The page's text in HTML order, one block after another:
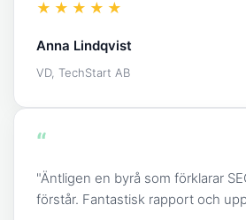
★★★★★
Anna Lindqvist
VD, TechStart AB
“
"Äntligen en byrå som förklarar
förstår. Fantastisk rapport och